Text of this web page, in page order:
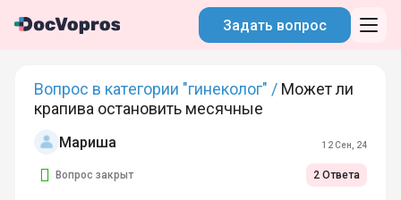
Задать вопрос
Вопрос в категории "гинеколог" / Может ли
крапива остановить месячные
Мариша 12 Сен, 24
Вопрос закрыт 2 Ответа